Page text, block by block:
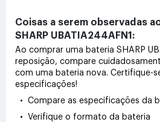
Coisas a serem observadas
SHARP UBATIA244AFN1:
Ao comprar uma bateria SHARP
reposição, compare
com uma bateria nova. Certifique-
especificações!
• Compare as especificações da
• Verifique o formato da bateria